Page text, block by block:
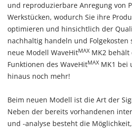
und reproduzierbare Anregung von
Werkstücken, wodurch Sie ihre
optimieren und hinsichtlich der
nachhaltig handeln und Folgekosten
neue Modell WaveHitMAX MK2
Funktionen des WaveHitMAX MK1 bei
hinaus noch mehr!
Beim neuen Modell ist die Art der
Neben der bereits vorhandenen
und -analyse besteht die